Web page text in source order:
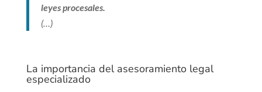
leyes procesales.
(…)
La importancia del asesoramiento legal
especializado